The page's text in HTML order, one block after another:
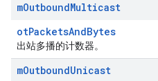
mOutboundMulticast
otPacketsAndBytes
出站多播的计数器。
mOutboundUnicast